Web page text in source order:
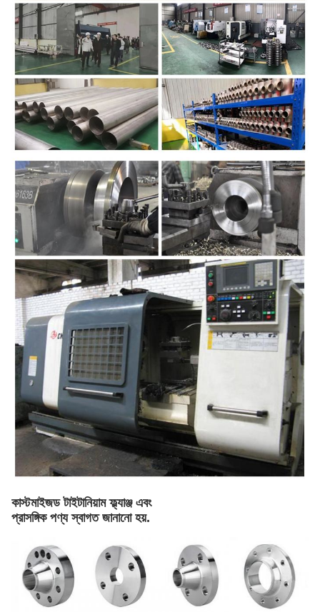
কাস্টমাইজড টাইটানিয়াম ফ্ল্যাঞ্জ এবং
প্রাসঙ্গিক পণ্য স্বাগত জানানো হয়.